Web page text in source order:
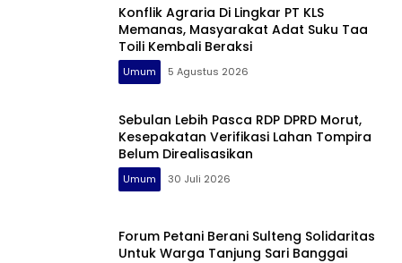
Konflik Agraria Di Lingkar PT KLS
Memanas, Masyarakat Adat Suku Taa
Toili Kembali Beraksi
Umum 5 Agustus 2026
Sebulan Lebih Pasca RDP DPRD Morut,
Kesepakatan Verifikasi Lahan Tompira
Belum Direalisasikan
Umum 30 Juli 2026
Forum Petani Berani Sulteng Solidaritas
Untuk Warga Tanjung Sari Banggai